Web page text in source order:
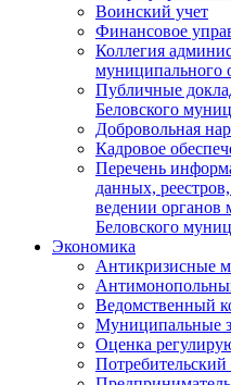
Воинский учет
Финансовое
Коллегия
муниципального
Публичные
Беловского
Добровольная
Кадровое
Перечень
данных,
ведении органов
Беловского
Экономика
Антикризисные
Ведомственный
Муниципальные
Оценка